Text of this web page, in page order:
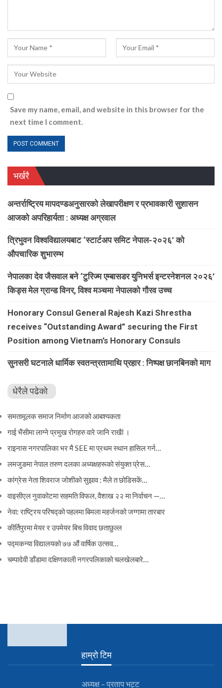
Save my name, email, and website in this browser for the
next time I comment.
भर्खरै
अन्तर्राष्ट्रिय मापदण्डअनुसारको लेखापरीक्षण र प्रभावकारी सुशासन
आजको अपरिहार्यता : अध्यक्ष अग्रवाल
त्रिभुवन विश्वविद्यालयबाट ‘स्टार्टअप समिट नेपाल-२०२६’ को
औपचारिक शुभारम्भ
नेपालका देव जैसवाल बने ‘टुरिज्म एम्बासडर युनिभर्स इन्टरनेशनल २०२६’
किड्स मेल ग्रान्ड विनर, विश्व मञ्चमा नेपालको गौरव उच्च
Honorary Consul General Rajesh Kazi Shrestha
receives “Outstanding Award” securing the First
Position among Vietnam’s Honorary Consuls
सुनसरी घटनाले धार्मिक स्वतन्त्रतामाथि प्रहार : निष्पक्ष छानबिनको माग
धेरैले पढेको
समतामूलक समाज निर्माण आजको आबश्यकता
गाई भैंसीमा लाग्ने प्रमुख रोगहरु वारे जानि राखैां ।
राइनास नगरपालिका भर मै SEE मा प्रथम स्थान हासिल गर्न…
लमजुङमा नेपाल तरुण दलका अध्यक्षहरूको संयुक्त प्रेस…
कांग्रेस नेता शिवराज जोशीको सुझाव : मैले त छोडिसकें…
वाइसीएल नुवाकोटमा सहमति विफल, वैशाख २२ मा निर्वाचन —…
नेवा: राष्ट्रिय परिषद्को पहलमा बिमला महर्जनको जग्गामा तारबार
कीर्तिपुरमा मेयर र उपमेयर बिच विवाद छताछुल्ल
पद्मकन्या विद्यालयको ७७ औं ‌‌वार्षिक ‌उत्सव…
चम्पादेवी डाँडामा दक्षिणकाली नगरपलिकाको चलखेलबारे…
हाम्रो टिम
अध्यक्ष – प्रताप भट्ट